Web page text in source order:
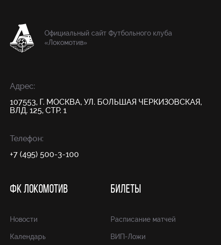
Официальный сайт Футбольного клуба
«Локомотив»
Адрес:
107553, Г. МОСКВА, УЛ. БОЛЬШАЯ ЧЕРКИЗОВСКАЯ,
ВЛД. 125, СТР. 1
Телефон:
+7 (495) 500-3-100
ФК ЛОКОМОТИВ
Новости
Календарь
БИЛЕТЫ
Расписание матчей
ВИП-Ложи